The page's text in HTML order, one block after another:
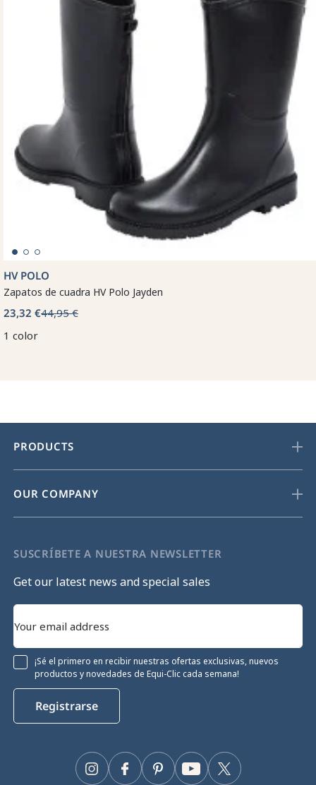
HV POLO
Zapatos de cuadra HV Polo Jayden
23,32 €44,95 €
1 color
PRODUCTS
OUR COMPANY
SUSCRÍBETE A NUESTRA NEWSLETTER
Get our latest news and special sales
¡Sé el primero en recibir nuestras ofertas exclusivas, nuevos
productos y novedades de Equi-Clic cada semana!
Registrarse
Facebook Twitter
YouTube
Pinterest
Instagram